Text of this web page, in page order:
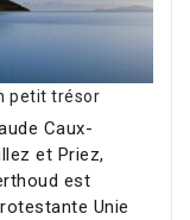
petit trésor
Caux-
et Priez,
est
Unie